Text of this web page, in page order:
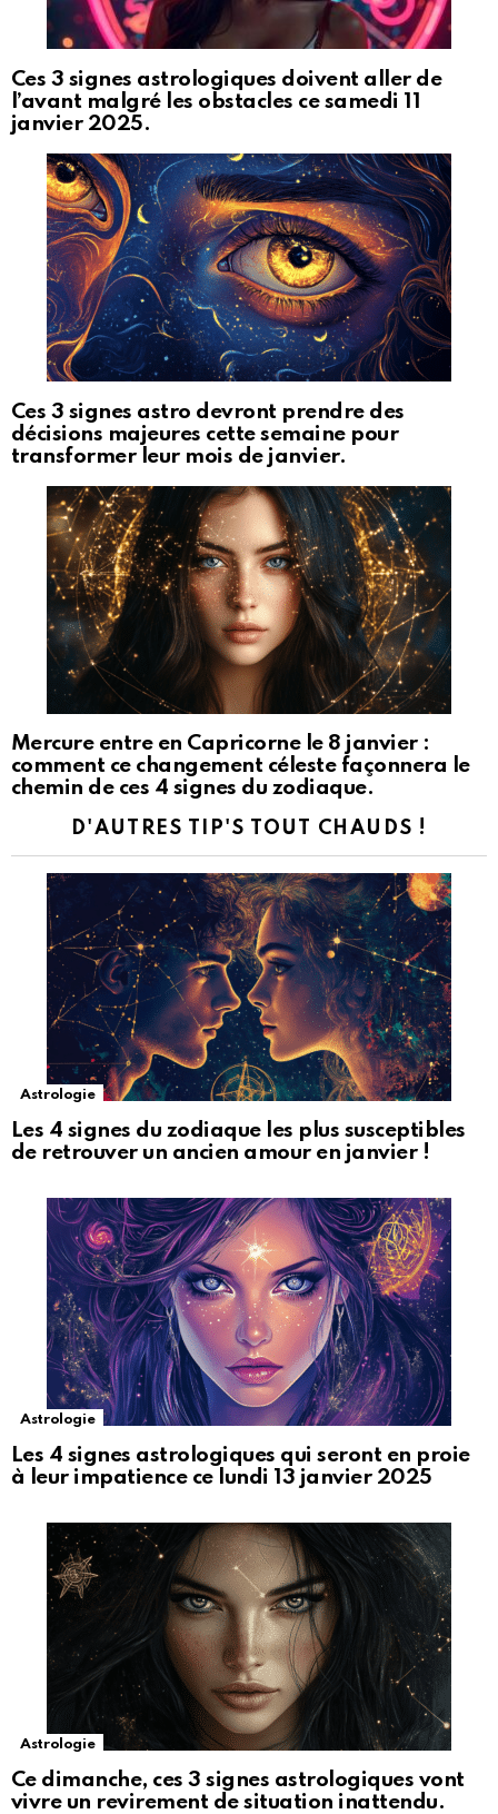
Ces 3 signes astrologiques doivent aller de
l’avant malgré les obstacles ce samedi 11
janvier 2025.
Ces 3 signes astro devront prendre des
décisions majeures cette semaine pour
transformer leur mois de janvier.
Mercure entre en Capricorne le 8 janvier :
comment ce changement céleste façonnera le
chemin de ces 4 signes du zodiaque.
D'AUTRES TIP'S TOUT CHAUDS !
Astrologie
Les 4 signes du zodiaque les plus susceptibles
de retrouver un ancien amour en janvier !
Astrologie
Les 4 signes astrologiques qui seront en proie
à leur impatience ce lundi 13 janvier 2025
Astrologie
Ce dimanche, ces 3 signes astrologiques vont
vivre un revirement de situation inattendu.